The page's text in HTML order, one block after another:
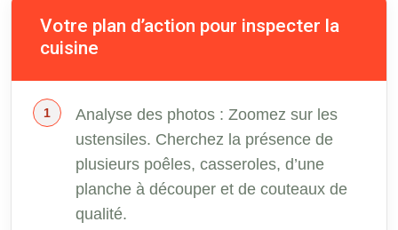
Votre plan d’action pour inspecter la
cuisine
Analyse des photos : Zoomez sur les
ustensiles. Cherchez la présence de
plusieurs poêles, casseroles, d’une
planche à découper et de couteaux de
qualité.